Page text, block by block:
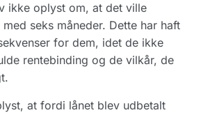
ikke oplyst om, at det ville
seks måneder. Dette har haft
for dem, idet de ikke
rentebinding og de vilkår, de
at fordi lånet blev udbetalt